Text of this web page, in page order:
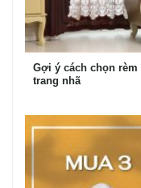
Gợi ý cách chọn
trang nhã